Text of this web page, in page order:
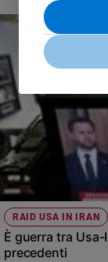
RAID USA IN IRAN
È guerra tra
precedenti